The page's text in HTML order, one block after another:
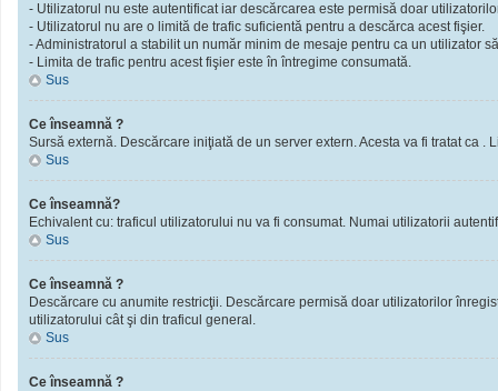
- Utilizatorul nu este autentificat iar descărcarea este permisă doar
- Utilizatorul nu are o limită de trafic suficientă pentru a descărca acest fişier.
- Administratorul a stabilit un număr minim de mesaje pentru ca un utilizator
- Limita de trafic pentru acest fişier este în întregime consumată.
Sus
Ce înseamnă ?
Sursă externă. Descărcare iniţiată de un server extern. Acesta va fi tratat ca
Sus
Ce înseamnă?
Echivalent cu: traficul utilizatorului nu va fi consumat. Numai utilizatorii
Sus
Ce înseamnă ?
Descărcare cu anumite restricţii. Descărcare permisă doar utilizatorilor
utilizatorului cât şi din traficul general.
Sus
Ce înseamnă ?